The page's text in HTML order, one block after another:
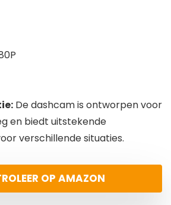
De dashcam is ontworpen voor
en biedt uitstekende
verschillende situaties.
OP AMAZON